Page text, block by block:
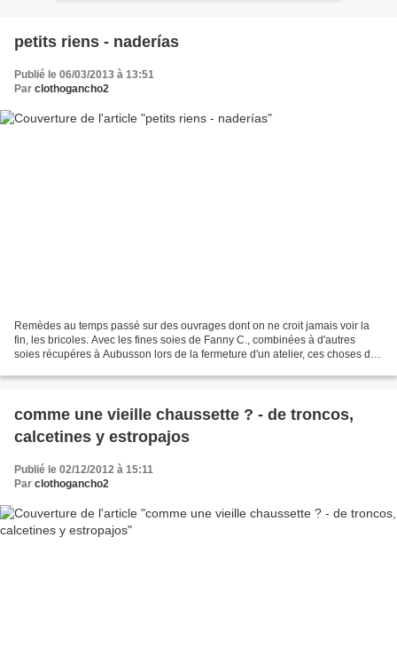
petits riens - naderías
Publié le 06/03/2013 à 13:51
Par clothogancho2
Remèdes au temps passé sur des ouvrages dont on ne croit jamais voir la
fin, les bricoles. Avec les fines soies de Fanny C., combinées à d'autres
soies récupéres à Aubusson lors de la fermeture d'un atelier, ces choses de
comme une vieille chaussette ? - de troncos,
calcetines y estropajos
Publié le 02/12/2012 à 15:11
Par clothogancho2